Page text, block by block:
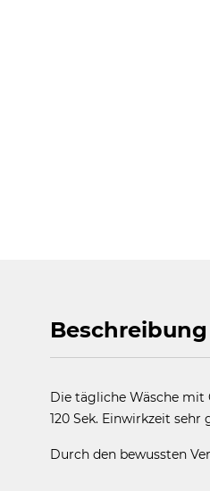
Beschreibung
Die tägliche Wäsche mit
120 Sek. Einwirkzeit
Durch den bewussten